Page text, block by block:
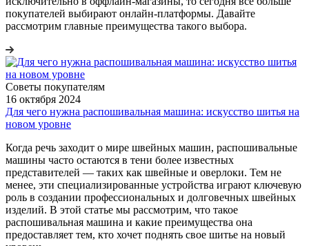
покупателей выбирают онлайн-платформы. Давайте
рассмотрим главные преимущества такого выбора.
Советы покупателям
16 октября 2024
Для чего нужна распошивальная машина: искусство шитья на
новом уровне
Когда речь заходит о мире швейных машин, распошивальные
машины часто остаются в тени более известных
представителей — таких как швейные и оверлоки. Тем не
менее, эти специализированные устройства играют ключевую
роль в создании профессиональных и долговечных швейных
изделий. В этой статье мы рассмотрим, что такое
распошивальная машина и какие преимущества она
предоставляет тем, кто хочет поднять свое шитье на новый